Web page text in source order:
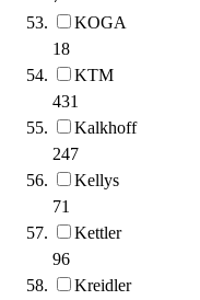
KOGA
18
KTM
431
Kalkhoff
247
Kellys
71
Kettler
96
Kreidler